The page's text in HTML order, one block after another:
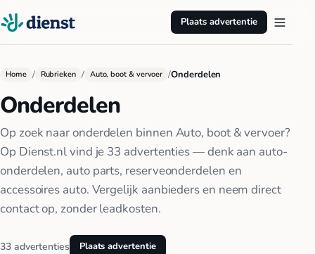
Plaats advertentie
Home / Rubrieken / Auto, boot & vervoer /Onderdelen
Onderdelen
Op zoek naar onderdelen binnen Auto, boot & vervoer?
Op Dienst.nl vind je 33 advertenties — denk aan auto-
onderdelen, auto parts, reserveonderdelen en
accessoires auto. Vergelijk aanbieders en neem direct
contact op, zonder leadkosten.
33 advertenties Plaats advertentie